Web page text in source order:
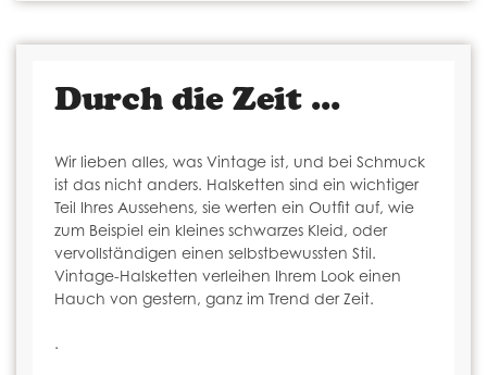
Durch die Zeit ...
Wir lieben alles, was Vintage ist, und bei Schmuck
ist das nicht anders. Halsketten sind ein wichtiger
Teil Ihres Aussehens, sie werten ein Outfit auf, wie
zum Beispiel ein kleines schwarzes Kleid, oder
vervollständigen einen selbstbewussten Stil.
Vintage-Halsketten verleihen Ihrem Look einen
Hauch von gestern, ganz im Trend der Zeit.
.